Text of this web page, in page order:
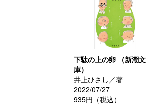
下駄の上の卵 （新潮文
庫）
井上ひさし／著
2022/07/27
935円（税込）